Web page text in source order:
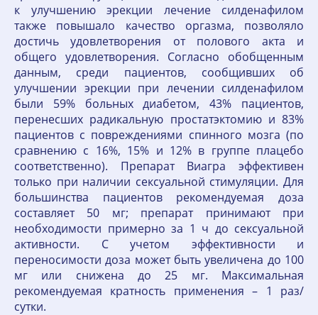
к улучшению эрекции лечение силденафилом
также повышало качество оргазма, позволяло
достичь удовлетворения от полового акта и
общего удовлетворения. Согласно обобщенным
данным, среди пациентов, сообщивших об
улучшении эрекции при лечении силденафилом
были 59% больных диабетом, 43% пациентов,
перенесших радикальную простатэктомию и 83%
пациентов с повреждениями спинного мозга (по
сравнению с 16%, 15% и 12% в группе плацебо
соответственно). Препарат Виагра эффективен
только при наличии сексуальной стимуляции. Для
большинства пациентов рекомендуемая доза
составляет 50 мг; препарат принимают при
необходимости примерно за 1 ч до сексуальной
активности. С учетом эффективности и
переносимости доза может быть увеличена до 100
мг или снижена до 25 мг. Максимальная
рекомендуемая кратность применения – 1 раз/
сутки.